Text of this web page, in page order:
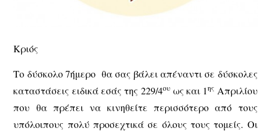
Κριός
Το δύσκολο 7ήμερο θα σας βάλει απέναντι σε δύσκολες
καταστάσεις ειδικά εσάς της 229/4ουως και 1ης Απριλίου
που θα πρέπει να κινηθείτε περισσότερο από τους
υπόλοιπους πολύ προσεχτικά σε όλους τους τομείς. Οι